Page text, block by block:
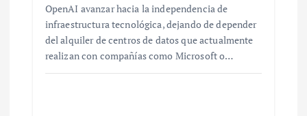
OpenAI avanzar hacia la independencia de
infraestructura tecnológica, dejando de depender
del alquiler de centros de datos que actualmente
realizan con compañías como Microsoft o…